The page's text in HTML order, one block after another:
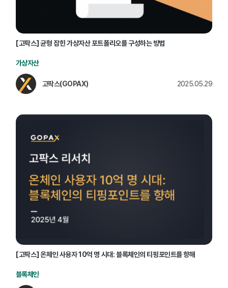
[고팍스] 균형 잡힌 가상자산 포트폴리오를 구성하는 방법
가상자산
고팍스(GOPAX) 2025.05.29
[고팍스] 온체인 사용자 10억 명 시대: 블록체인의 티핑포인트를 향해
블록체인